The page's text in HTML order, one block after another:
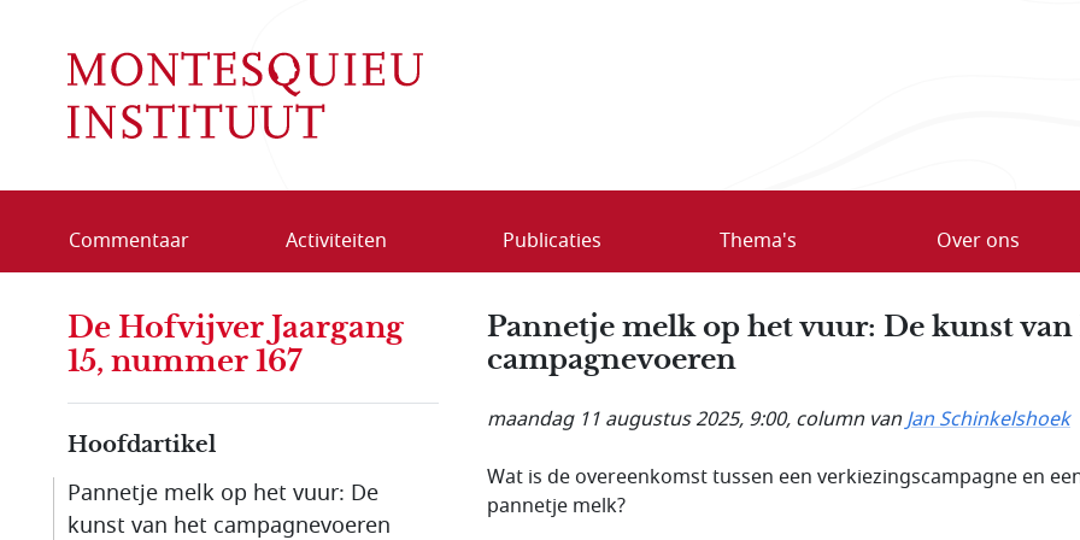
Commentaar Activiteiten Publicaties Thema's Over ons
Pannetje melk op het vuur: De kunst van
campagnevoeren
maandag 11 augustus 2025, 9:00, column vanJan Schinkelshoek
Wat is de overeenkomst tussen een verkiezingscampagne en
pannetje melk?
De Hofvijver Jaargang
15, nummer 167
Hoofdartikel
Pannetje melk op het vuur: De
kunst van het campagnevoeren